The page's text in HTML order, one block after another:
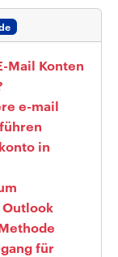
Mail Konten
e-mail
in
für